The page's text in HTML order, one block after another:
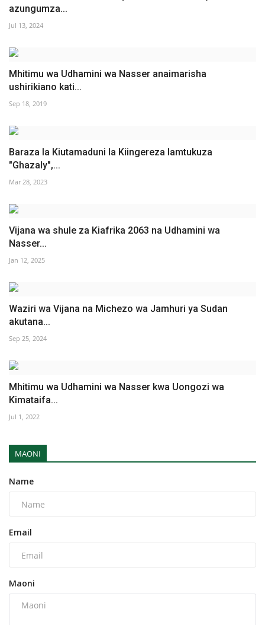
azungumza...
Jul 13, 2024
Mhitimu wa Udhamini wa Nasser anaimarisha
ushirikiano kati...
Sep 18, 2019
Baraza la Kiutamaduni la Kiingereza lamtukuza
"Ghazaly",...
Mar 28, 2023
Vijana wa shule za Kiafrika 2063 na Udhamini wa
Nasser...
Jan 12, 2025
Waziri wa Vijana na Michezo wa Jamhuri ya Sudan
akutana...
Sep 25, 2024
Mhitimu wa Udhamini wa Nasser kwa Uongozi wa
Kimataifa...
Jul 1, 2022
MAONI
Name
Email
Maoni